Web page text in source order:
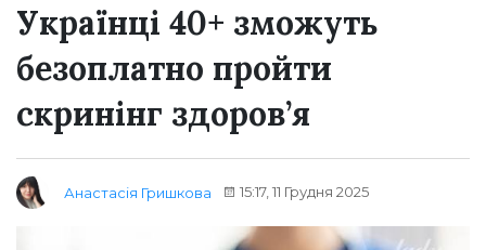
Українці 40+ зможуть
безоплатно пройти
скринінг здоров’я
Анастасія Гришкова 15:17, 11 Грудня 2025